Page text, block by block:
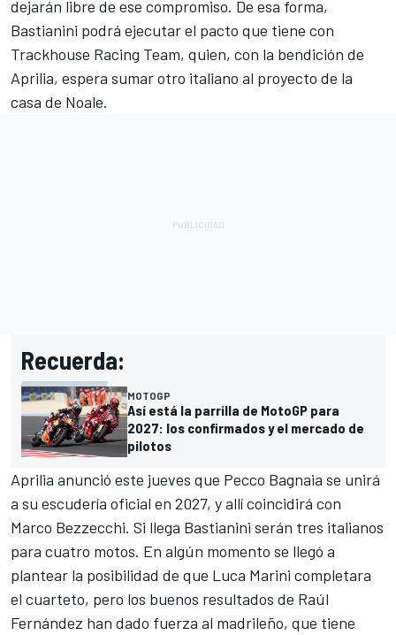
dejarán libre de ese compromiso. De esa forma,
Bastianini podrá ejecutar el pacto que tiene con
Trackhouse Racing Team, quien, con la bendición de
Aprilia, espera sumar otro italiano al proyecto de la
casa de Noale.
Recuerda:
MOTOGP
Así está la parrilla de MotoGP para
2027: los confirmados y el mercado de
pilotos
Aprilia anunció este jueves que Pecco Bagnaia se unirá
a su escudería oficial en 2027, y allí coincidirá con
Marco Bezzecchi. Si llega Bastianini serán tres italianos
para cuatro motos. En algún momento se llegó a
plantear la posibilidad de que Luca Marini completara
el cuarteto, pero los buenos resultados de Raúl
Fernández han dado fuerza al madrileño, que tiene